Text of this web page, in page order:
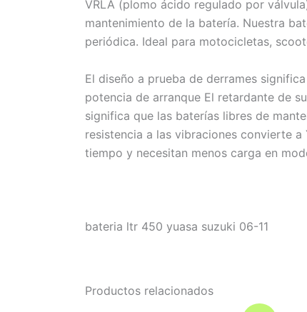
VRLA (plomo ácido regulado por
mantenimiento de la batería. Nuestra
periódica. Ideal para motocicletas,
El diseño a prueba de derrames
potencia de arranque El retardante de
significa que las baterías libres de
resistencia a las vibraciones convierte
tiempo y necesitan menos carga en
bateria ltr 450 yuasa suzuki 06-11
Productos relacionados